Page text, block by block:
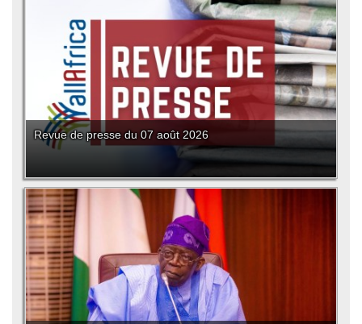
Revue de presse du 07 août 2026